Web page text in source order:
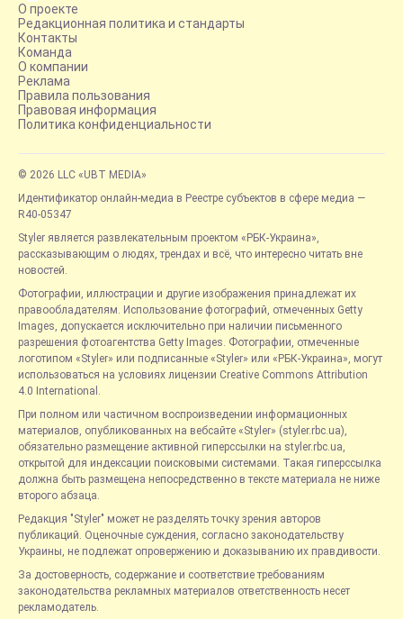
О проекте
Редакционная политика и стандарты
Контакты
Команда
О компании
Реклама
Правила пользования
Правовая информация
Политика конфиденциальности
© 2026 LLC «UBT MEDIA»
Идентификатор онлайн-медиа в Реестре субъектов в сфере медиа —
R40-05347
Styler является развлекательным проектом «РБК-Украина»,
рассказывающим о людях, трендах и всё, что интересно читать вне
новостей.
Фотографии, иллюстрации и другие изображения принадлежат их
правообладателям. Использование фотографий, отмеченных Getty
Images, допускается исключительно при наличии письменного
разрешения фотоагентства Getty Images. Фотографии, отмеченные
логотипом «Styler» или подписанные «Styler» или «РБК-Украина», могут
использоваться на условиях лицензии Creative Commons Attribution
4.0 International.
При полном или частичном воспроизведении информационных
материалов, опубликованных на вебсайте «Styler» (styler.rbc.ua),
обязательно размещение активной гиперссылки на styler.rbc.ua,
открытой для индексации поисковыми системами. Такая гиперссылка
должна быть размещена непосредственно в тексте материала не ниже
второго абзаца.
Редакция "Styler" может не разделять точку зрения авторов
публикаций. Оценочные суждения, согласно законодательству
Украины, не подлежат опровержению и доказыванию их правдивости.
За достоверность, содержание и соответствие требованиям
законодательства рекламных материалов ответственность несет
рекламодатель.